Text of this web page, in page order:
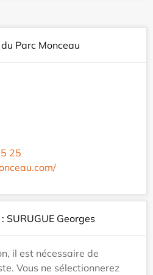
Parc Monceau
25
SURUGUE Georges
il est nécessaire de
Vous ne sélectionnerez